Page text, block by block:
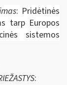
: Pridėtinės
tarp Europos
sistemos
: